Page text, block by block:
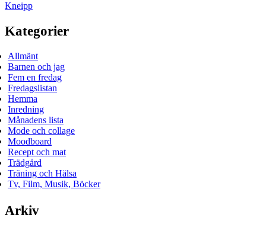
Kneipp
Kategorier
Allmänt
Barnen och jag
Fem en fredag
Fredagslistan
Hemma
Inredning
Månadens lista
Mode och collage
Moodboard
Recept och mat
Trädgård
Träning och Hälsa
Tv, Film, Musik, Böcker
Arkiv